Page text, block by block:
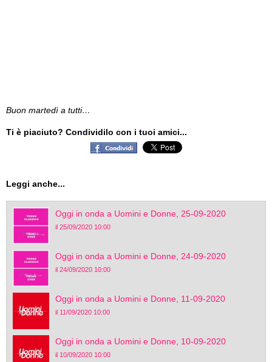
Buon martedì a tutti…
Ti è piaciuto? Condividilo con i tuoi amici...
Leggi anche...
Oggi in onda a Uomini e Donne, 25-09-2020
il 25/09/2020 10:00
Oggi in onda a Uomini e Donne, 24-09-2020
il 24/09/2020 10:00
Oggi in onda a Uomini e Donne, 11-09-2020
il 11/09/2020 10:00
Oggi in onda a Uomini e Donne, 10-09-2020
il 10/09/2020 10:00